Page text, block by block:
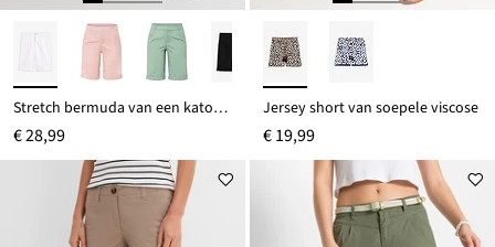
Stretch bermuda van een katoenmix
€ 28,99
Jersey short van soepele viscose
€ 19,99